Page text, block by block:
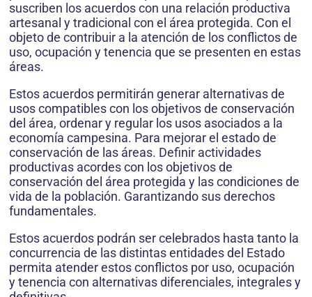
suscriben los acuerdos con una relación productiva
artesanal y tradicional con el área protegida. Con el
objeto de contribuir a la atención de los conflictos de
uso, ocupación y tenen­cia que se presenten en estas
áreas.
Estos acuerdos permitirán generar alternativas de
usos compatibles con los objetivos de conservación
del área, ordenar y regular los usos asociados a la
economía campesina. Para mejorar el estado de
conservación de las áreas. Definir actividades
productivas acordes con los objetivos de
conservación del área protegi­da y las condiciones de
vida de la población. Garantizando sus derechos
fundamentales.
Estos acuerdos podrán ser celebrados hasta tanto la
concurrencia de las distintas entidades del Estado
permita atender estos conflictos por uso, ocupación
y tenencia con alternativas diferenciales, integrales y